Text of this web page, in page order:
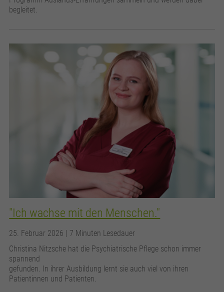
begleitet.
"Ich wachse mit den Menschen."
25. Februar 2026
| 7 Minuten Lesedauer
Christina Nitzsche hat die Psychiatrische Pflege schon immer
spannend
gefunden. In ihrer Ausbildung lernt sie auch viel von ihren
Patientinnen und Patienten.